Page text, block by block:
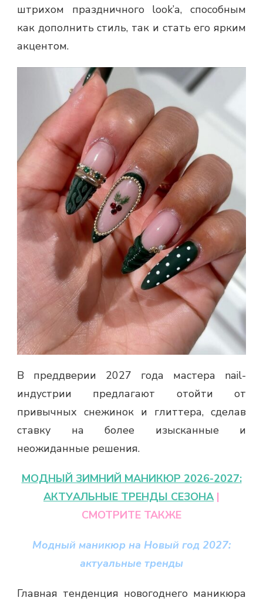
штрихом праздничного look’а, способным
как дополнить стиль, так и стать его ярким
акцентом.
В преддверии 2027 года мастера nail-
индустрии предлагают отойти от
привычных снежинок и глиттера, сделав
ставку на более изысканные и
неожиданные решения.
МОДНЫЙ ЗИМНИЙ МАНИКЮР 2026-2027:
АКТУАЛЬНЫЕ ТРЕНДЫ СЕЗОНА |
СМОТРИТЕ ТАКЖЕ
Модный маникюр на Новый год 2027:
актуальные тренды
Главная тенденция новогоднего маникюра